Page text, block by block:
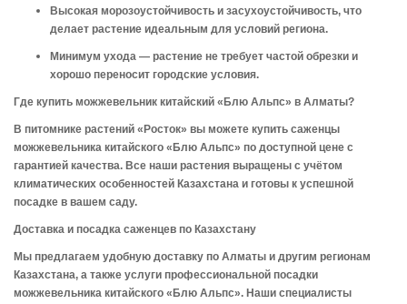
Высокая морозоустойчивость и засухоустойчивость, что
делает растение идеальным для условий региона.
Минимум ухода — растение не требует частой обрезки и
хорошо переносит городские условия.
Где купить можжевельник китайский «Блю Альпс» в Алматы?
В питомнике растений «Росток» вы можете купить саженцы
можжевельника китайского «Блю Альпс» по доступной цене с
гарантией качества. Все наши растения выращены с учётом
климатических особенностей Казахстана и готовы к успешной
посадке в вашем саду.
Доставка и посадка саженцев по Казахстану
Мы предлагаем удобную доставку по Алматы и другим регионам
Казахстана, а также услуги профессиональной посадки
можжевельника китайского «Блю Альпс». Наши специалисты